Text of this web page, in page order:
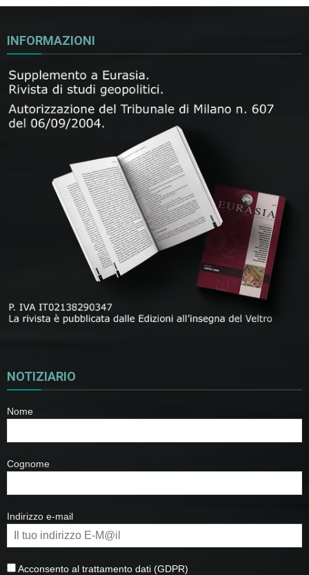
INFORMAZIONI
NOTIZIARIO
Nome
Cognome
Indirizzo e-mail
Acconsento al trattamento dati (GDPR)